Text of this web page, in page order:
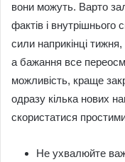
вони можуть. Варто
фактів і
сили наприкінці
а бажання все
можливість, краще
одразу кілька нових
скористатися
Не ухвалюйте